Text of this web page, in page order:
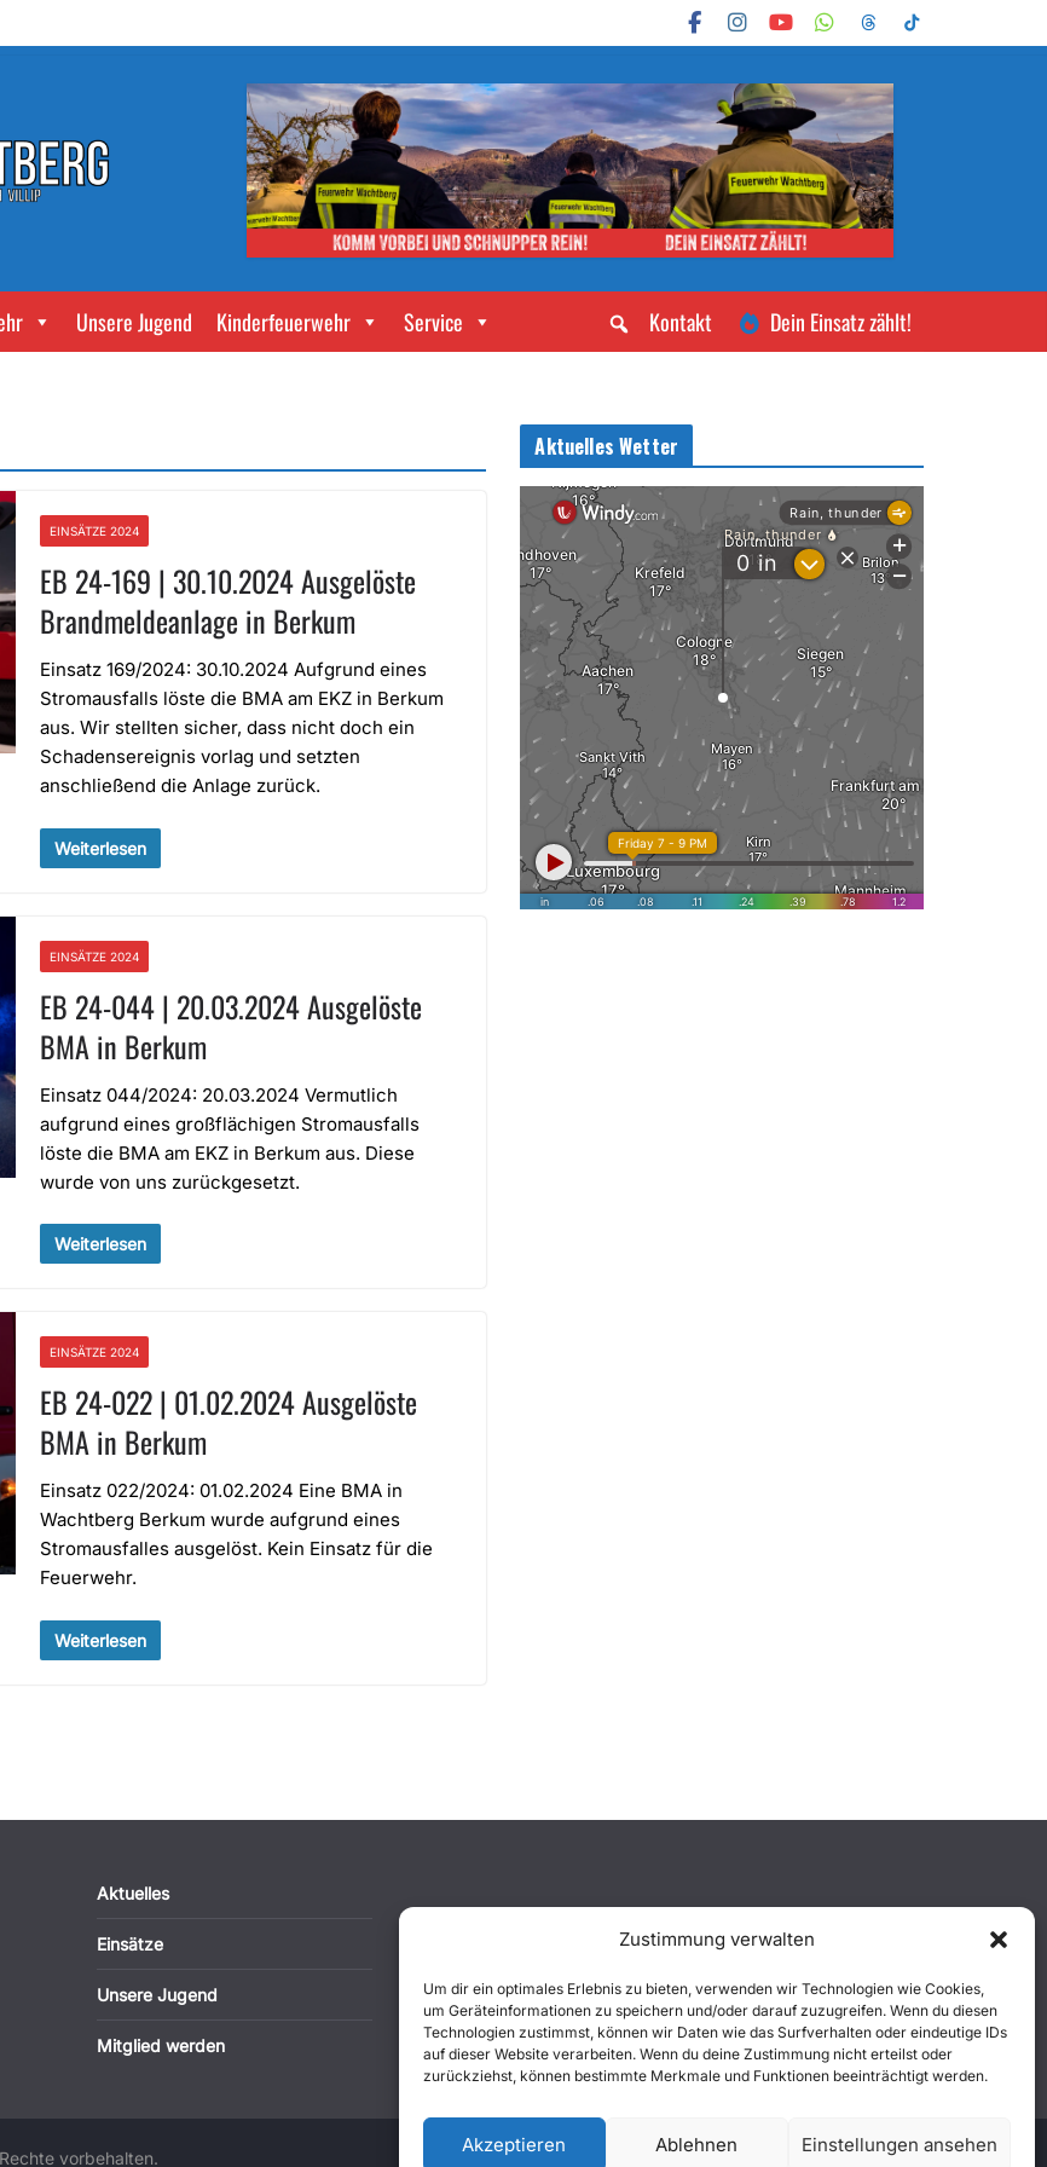
Zustimmung verwalten
Um dir ein optimales Erlebnis zu bieten, verwenden wir Technologien wie Cookies,
um Geräteinformationen zu speichern und/oder darauf zuzugreifen. Wenn du diesen
Technologien zustimmst, können wir Daten wie das Surfverhalten oder eindeutige IDs
auf dieser Website verarbeiten. Wenn du deine Zustimmung nicht erteilst oder
zurückziehst, können bestimmte Merkmale und Funktionen beeinträchtigt werden.
Akzeptieren Ablehnen Einstellungen ansehen
Unsere Jugend Kinderfeuerwehr Service Dein Einsatz zählt!
Kontakt
EINSÄTZE 2024
EB 24-169 | 30.10.2024 Ausgelöste
Brandmeldeanlage in Berkum
Einsatz 169/2024: 30.10.2024 Aufgrund eines
Stromausfalls löste die BMA am EKZ in Berkum
aus. Wir stellten sicher, dass nicht doch ein
Schadensereignis vorlag und setzten
anschließend die Anlage zurück.
Weiterlesen
EINSÄTZE 2024
EB 24-044 | 20.03.2024 Ausgelöste
BMA in Berkum
Einsatz 044/2024: 20.03.2024 Vermutlich
aufgrund eines großflächigen Stromausfalls
löste die BMA am EKZ in Berkum aus. Diese
wurde von uns zurückgesetzt.
Weiterlesen
EINSÄTZE 2024
EB 24-022 | 01.02.2024 Ausgelöste
BMA in Berkum
Einsatz 022/2024: 01.02.2024 Eine BMA in
Wachtberg Berkum wurde aufgrund eines
Stromausfalles ausgelöst. Kein Einsatz für die
Feuerwehr.
Weiterlesen
Aktuelles Wetter
Aktuelles
Einsätze
Unsere Jugend
Mitglied werden
vorbehalten.